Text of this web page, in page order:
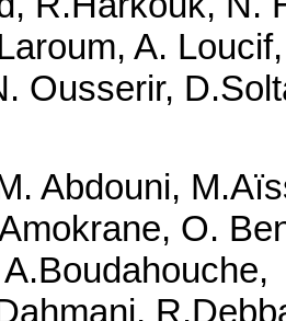
A.
Ousserir,
Abdouni,
O.